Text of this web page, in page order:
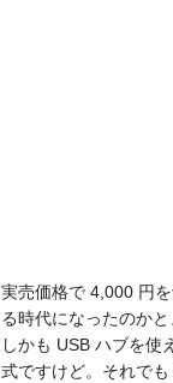
実売価格で 4,000 円
る時代になったのかと
しかも USB ハブを使
式ですけど。それで